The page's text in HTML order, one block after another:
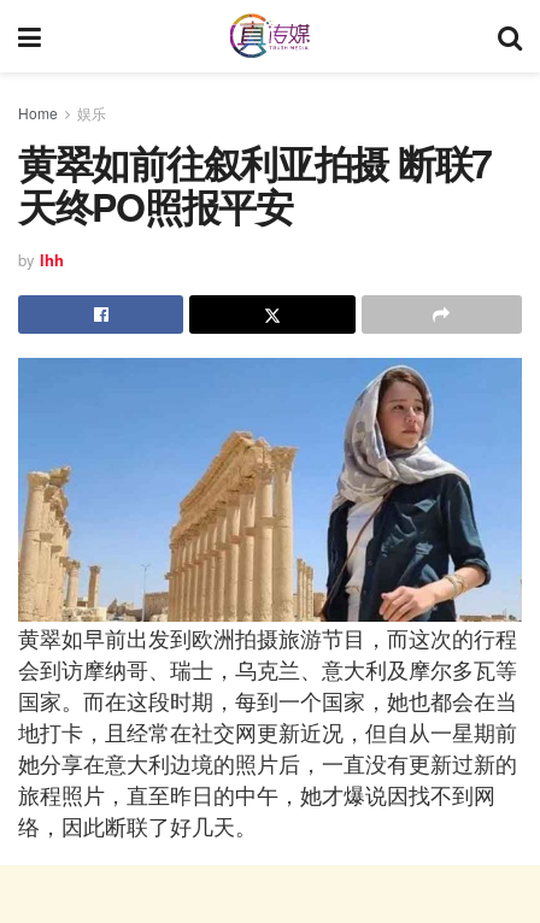
Home 娱乐
黄翠如前往叙利亚拍摄 断联7
天终PO照报平安
by lhh
黄翠如早前出发到欧洲拍摄旅游节目，而这次的行程
会到访摩纳哥、瑞士，乌克兰、意大利及摩尔多瓦等
国家。而在这段时期，每到一个国家，她也都会在当
地打卡，且经常在社交网更新近况，但自从一星期前
她分享在意大利边境的照片后，一直没有更新过新的
旅程照片，直至昨日的中午，她才爆说因找不到网
络，因此断联了好几天。